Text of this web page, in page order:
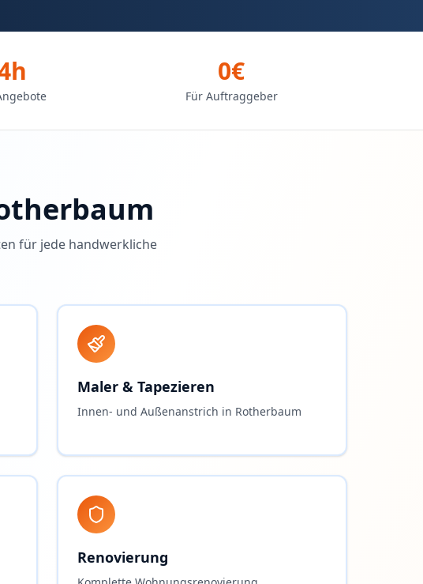
0€
Für Auftraggeber
für jede handwerkliche
Maler & Tapezieren
Innen- und Außenanstrich in Rotherbaum
Renovierung